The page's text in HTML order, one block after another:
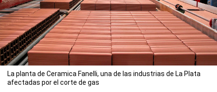
La planta de Ceramica Fanelli, una de las industrias de La Plata
afectadas por el corte de gas